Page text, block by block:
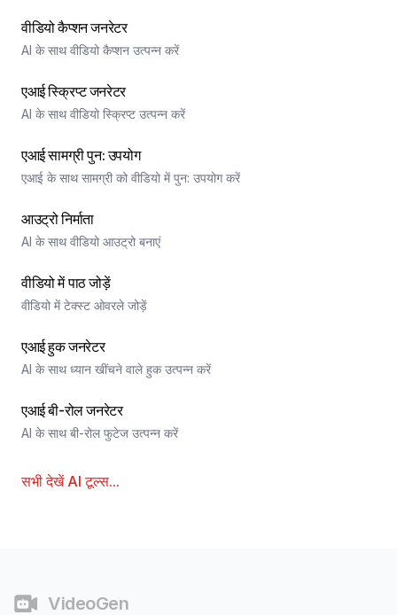
वीडियो कैप्शन जनरेटर
AI के साथ वीडियो कैप्शन उत्पन्न करें
एआई स्क्रिप्ट जनरेटर
AI के साथ वीडियो स्क्रिप्ट उत्पन्न करें
एआई सामग्री पुन: उपयोग
एआई के साथ सामग्री को वीडियो में पुन: उपयोग करें
आउट्रो निर्माता
AI के साथ वीडियो आउट्रो बनाएं
वीडियो में पाठ जोड़ें
वीडियो में टेक्स्ट ओवरले जोड़ें
एआई हुक जनरेटर
AI के साथ ध्यान खींचने वाले हुक उत्पन्न करें
एआई बी-रोल जनरेटर
AI के साथ बी-रोल फुटेज उत्पन्न करें
सभी देखें AI टूल्स...
VideoGen